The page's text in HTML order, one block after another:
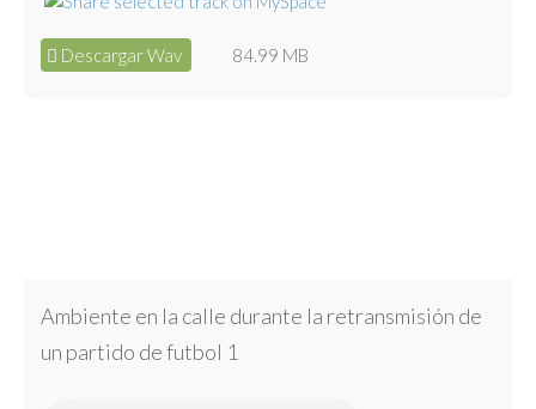
Descargar Wav 84.99 MB
Ambiente en la calle durante la retransmisión de
un partido de futbol 1